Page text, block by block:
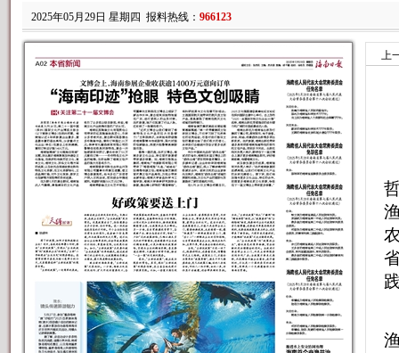
2025年05月29日 星期四 报料热线： 966123
上